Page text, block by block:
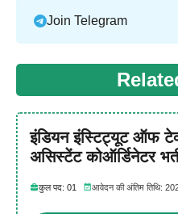
Join Telegram
इंडियन इंस्टिट्यूट ऑफ
असिस्टेंट कोऑर्डिनेटर
कुल पद: 01 आवेदन की अंतिम तिथि: